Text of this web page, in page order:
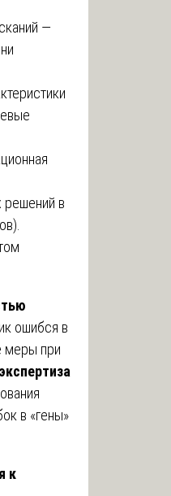
—
решений в
ошибся в
меры при
экспертиза
в «гены»
к